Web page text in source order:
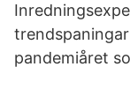
pandemiåret